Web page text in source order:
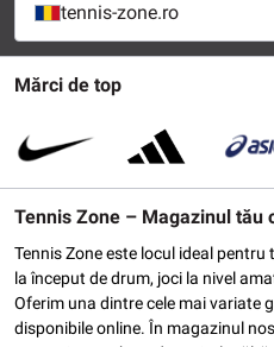
Mărci de top
Tennis Zone – Magazinul tău
Tennis Zone este locul ideal
la început de drum, joci la nivel
Oferim una dintre cele mai variate
disponibile online. În magazinul
tennis-zone.ro